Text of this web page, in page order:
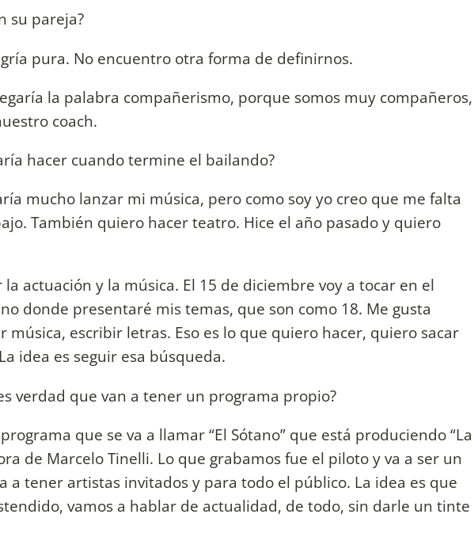
su pareja?
pura. No encuentro otra forma de definirnos.
la palabra compañerismo, porque somos muy compañeros,
coach.
hacer cuando termine el bailando?
mucho lanzar mi música, pero como soy yo creo que me falta
También quiero hacer teatro. Hice el año pasado y quiero
la actuación y la música. El 15 de diciembre voy a tocar en el
donde presentaré mis temas, que son como 18. Me gusta
música, escribir letras. Eso es lo que quiero hacer, quiero sacar
idea es seguir esa búsqueda.
verdad que van a tener un programa propio?
que se va a llamar “El Sótano” que está produciendo “La
de Marcelo Tinelli. Lo que grabamos fue el piloto y va a ser un
a tener artistas invitados y para todo el público. La idea es que
vamos a hablar de actualidad, de todo, sin darle un tinte